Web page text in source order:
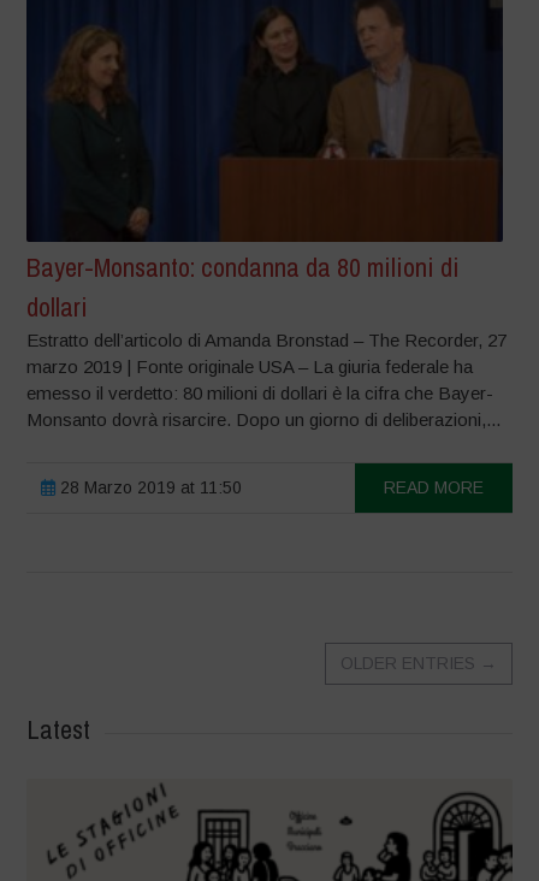
Bayer-Monsanto: condanna da 80 milioni di
dollari
Estratto dell’articolo di Amanda Bronstad – The Recorder, 27
marzo 2019 | Fonte originale USA – La giuria federale ha
emesso il verdetto: 80 milioni di dollari è la cifra che Bayer-
Monsanto dovrà risarcire. Dopo un giorno di deliberazioni,...
28 Marzo 2019 at 11:50 READ MORE
OLDER ENTRIES →
Latest